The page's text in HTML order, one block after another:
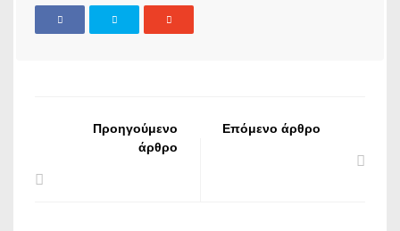
Προηγούμενο
άρθρο
Επόμενο άρθρο